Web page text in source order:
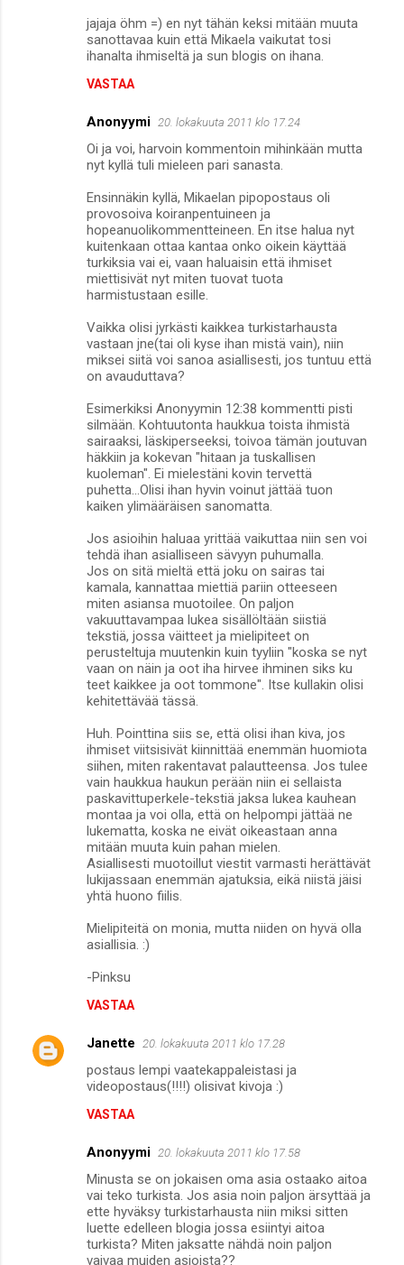
jajaja öhm =) en nyt tähän keksi mitään muuta
sanottavaa kuin että Mikaela vaikutat tosi
ihanalta ihmiseltä ja sun blogis on ihana.
VASTAA
Anonyymi 20. lokakuuta 2011 klo 17.24
Oi ja voi, harvoin kommentoin mihinkään mutta
nyt kyllä tuli mieleen pari sanasta.
Ensinnäkin kyllä, Mikaelan pipopostaus oli
provosoiva koiranpentuineen ja
hopeanuolikommentteineen. En itse halua nyt
kuitenkaan ottaa kantaa onko oikein käyttää
turkiksia vai ei, vaan haluaisin että ihmiset
miettisivät nyt miten tuovat tuota
harmistustaan esille.
Vaikka olisi jyrkästi kaikkea turkistarhausta
vastaan jne(tai oli kyse ihan mistä vain), niin
miksei siitä voi sanoa asiallisesti, jos tuntuu että
on avauduttava?
Esimerkiksi Anonyymin 12:38 kommentti pisti
silmään. Kohtuutonta haukkua toista ihmistä
sairaaksi, läskiperseeksi, toivoa tämän joutuvan
häkkiin ja kokevan "hitaan ja tuskallisen
kuoleman". Ei mielestäni kovin tervettä
puhetta...Olisi ihan hyvin voinut jättää tuon
kaiken ylimääräisen sanomatta.
Jos asioihin haluaa yrittää vaikuttaa niin sen voi
tehdä ihan asialliseen sävyyn puhumalla.
Jos on sitä mieltä että joku on sairas tai
kamala, kannattaa miettiä pariin otteeseen
miten asiansa muotoilee. On paljon
vakuuttavampaa lukea sisällöltään siistiä
tekstiä, jossa väitteet ja mielipiteet on
perusteltuja muutenkin kuin tyyliin "koska se nyt
vaan on näin ja oot iha hirvee ihminen siks ku
teet kaikkee ja oot tommone". Itse kullakin olisi
kehitettävää tässä.
Huh. Pointtina siis se, että olisi ihan kiva, jos
ihmiset viitsisivät kiinnittää enemmän huomiota
siihen, miten rakentavat palautteensa. Jos tulee
vain haukkua haukun perään niin ei sellaista
paskavittuperkele-tekstiä jaksa lukea kauhean
montaa ja voi olla, että on helpompi jättää ne
lukematta, koska ne eivät oikeastaan anna
mitään muuta kuin pahan mielen.
Asiallisesti muotoillut viestit varmasti herättävät
lukijassaan enemmän ajatuksia, eikä niistä jäisi
yhtä huono fiilis.
Mielipiteitä on monia, mutta niiden on hyvä olla
asiallisia. :)
-Pinksu
VASTAA
Janette 20. lokakuuta 2011 klo 17.28
postaus lempi vaatekappaleistasi ja
videopostaus(!!!!) olisivat kivoja :)
VASTAA
Anonyymi 20. lokakuuta 2011 klo 17.58
Minusta se on jokaisen oma asia ostaako aitoa
vai teko turkista. Jos asia noin paljon ärsyttää ja
ette hyväksy turkistarhausta niin miksi sitten
luette edelleen blogia jossa esiintyi aitoa
turkista? Miten jaksatte nähdä noin paljon
vaivaa muiden asioista??